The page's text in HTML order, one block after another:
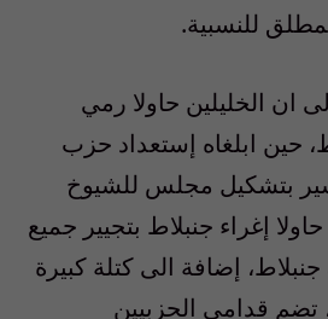
للنسبية.
ان الخليلين حاولا رمي
حين ابلغاه إستعداد حزب
بتشكيل مجلس للشيوخ
إغراء جنبلاط بتجيير جميع
جنبلاط، إضافة الى كتلة كبيرة
قدامى الحزبيين